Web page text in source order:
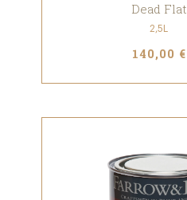
Dead Flat
2,5L
140,00 €